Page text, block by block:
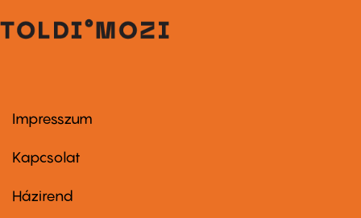
Footer
first
Impresszum
Kapcsolat
Footer
Házirend